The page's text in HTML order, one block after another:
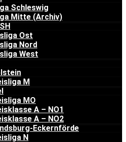
Schleswig
Mitte (Archiv)
Ost
Nord
West
M
MO
A – NO1
A – NO2
Eckernförde
N